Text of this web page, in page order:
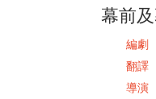
幕前
編劇
翻譯
導演